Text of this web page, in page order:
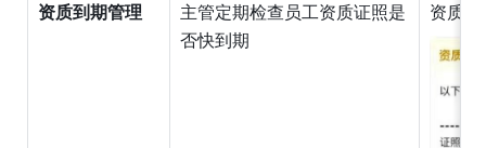
资质到期管理
主管定期检查员工资质证照是
否快到期
资质